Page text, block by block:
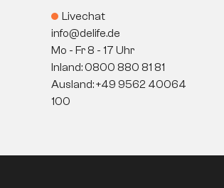
Livechat
info@delife.de
Mo - Fr 8 - 17 Uhr
Inland: 0800 880 81 81
Ausland: +49 9562 40064
100